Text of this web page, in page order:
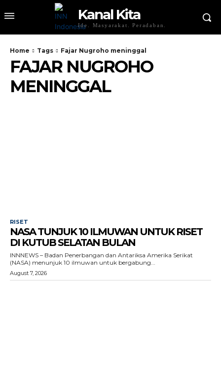
Kanal Kita
Ide. Masyarakat. Peradaban.
Home Tags Fajar Nugroho meninggal
FAJAR NUGROHO
MENINGGAL
RISET
NASA TUNJUK 10 ILMUWAN UNTUK RISET
DI KUTUB SELATAN BULAN
INNNEWS – Badan Penerbangan dan Antariksa Amerika Serikat
(NASA) menunjuk 10 ilmuwan untuk bergabung...
August 7, 2026